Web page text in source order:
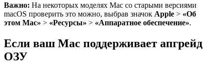
Важно: На некоторых моделях Mac со старыми версиями
macOS проверить это можно, выбрав значок Apple > «Об
этом Mac» > «Ресурсы» > «Аппаратное обеспечение».
Если ваш Mac поддерживает апгрейд
ОЗУ